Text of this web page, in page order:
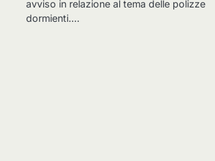
avviso in relazione al tema delle polizze
dormienti.…